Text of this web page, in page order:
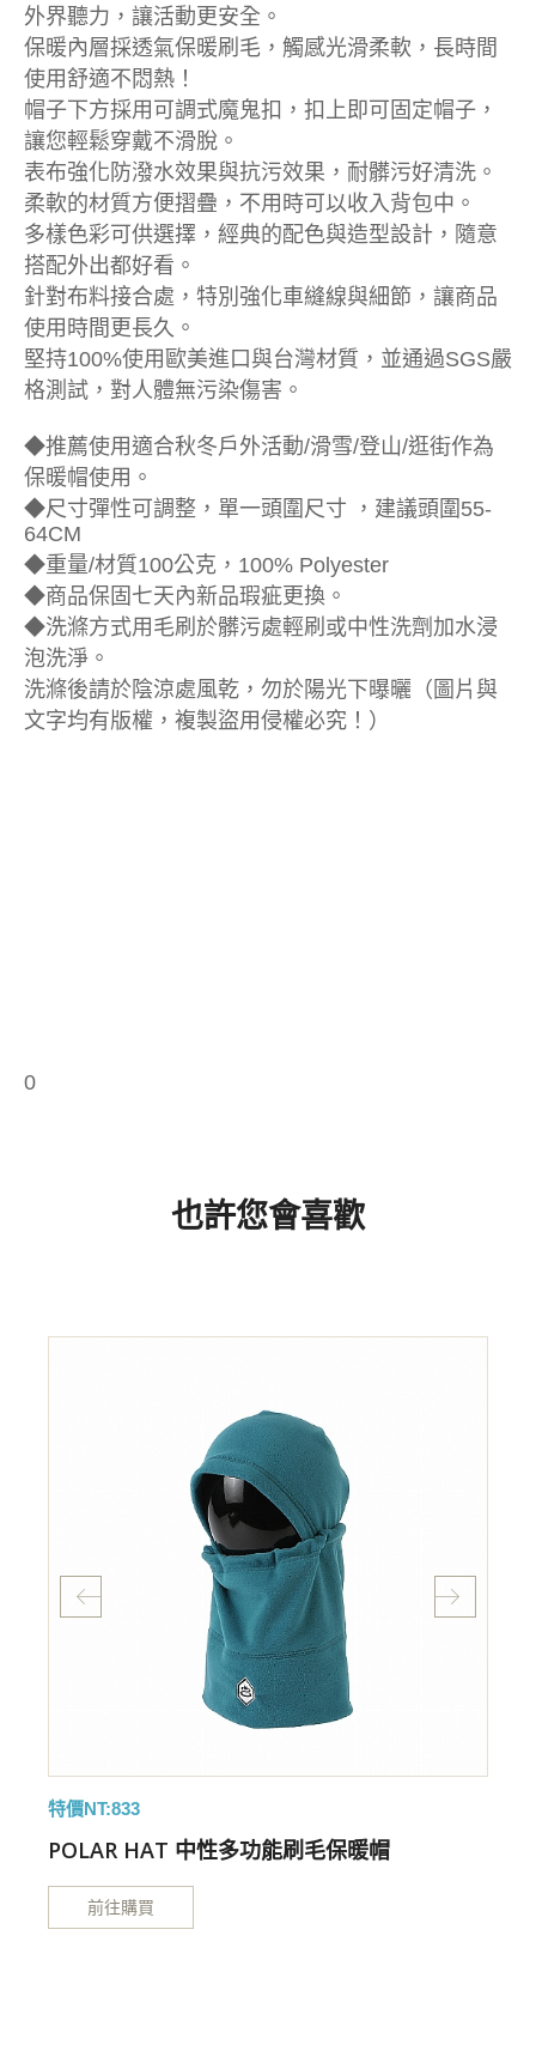
外界聽力，讓活動更安全。
保暖內層採透氣保暖刷毛，觸感光滑柔軟，長時間
使用舒適不悶熱！
帽子下方採用可調式魔鬼扣，扣上即可固定帽子，
讓您輕鬆穿戴不滑脫。
表布強化防潑水效果與抗污效果，耐髒污好清洗。
柔軟的材質方便摺疊，不用時可以收入背包中。
多樣色彩可供選擇，經典的配色與造型設計，隨意
搭配外出都好看。
針對布料接合處，特別強化車縫線與細節，讓商品
使用時間更長久。
堅持100%使用歐美進口與台灣材質，並通過SGS嚴
格測試，對人體無污染傷害。
◆推薦使用適合秋冬戶外活動/滑雪/登山/逛街作為
保暖帽使用。
◆尺寸彈性可調整，單一頭圍尺寸 ，建議頭圍55-
64CM
◆重量/材質100公克，100% Polyester
◆商品保固七天內新品瑕疵更換。
◆洗滌方式用毛刷於髒污處輕刷或中性洗劑加水浸
泡洗淨。
洗滌後請於陰涼處風乾，勿於陽光下曝曬（圖片與
文字均有版權，複製盜用侵權必究！）
0
也許您會喜歡
特價NT:833
POLAR HAT 中性多功能刷毛保暖帽
前往購買